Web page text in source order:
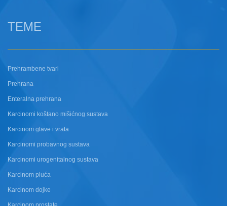
TEME
Prehrambene tvari
Prehrana
Enteralna prehrana
Karcinomi koštano mišićnog sustava
Karcinom glave i vrata
Karcinomi probavnog sustava
Karcinomi urogenitalnog sustava
Karcinom pluća
Karcinom dojke